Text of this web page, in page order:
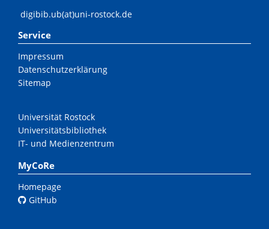
digibib.ub(at)uni-rostock.de
Service
Impressum
Datenschutzerklärung
Sitemap
Universität Rostock
Universitätsbibliothek
IT- und Medienzentrum
MyCoRe
Homepage
GitHub